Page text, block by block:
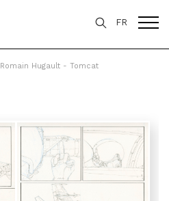
FR
Romain Hugault - Tomcat